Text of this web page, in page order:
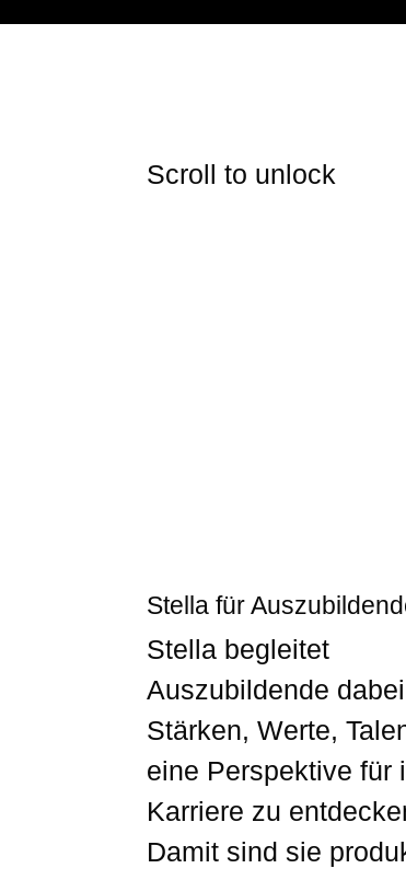
Scroll to unlock
Stella für
Stella begleitet
Auszubildende
Stärken, Werte,
eine Perspektive für
Karriere zu
Damit sind sie